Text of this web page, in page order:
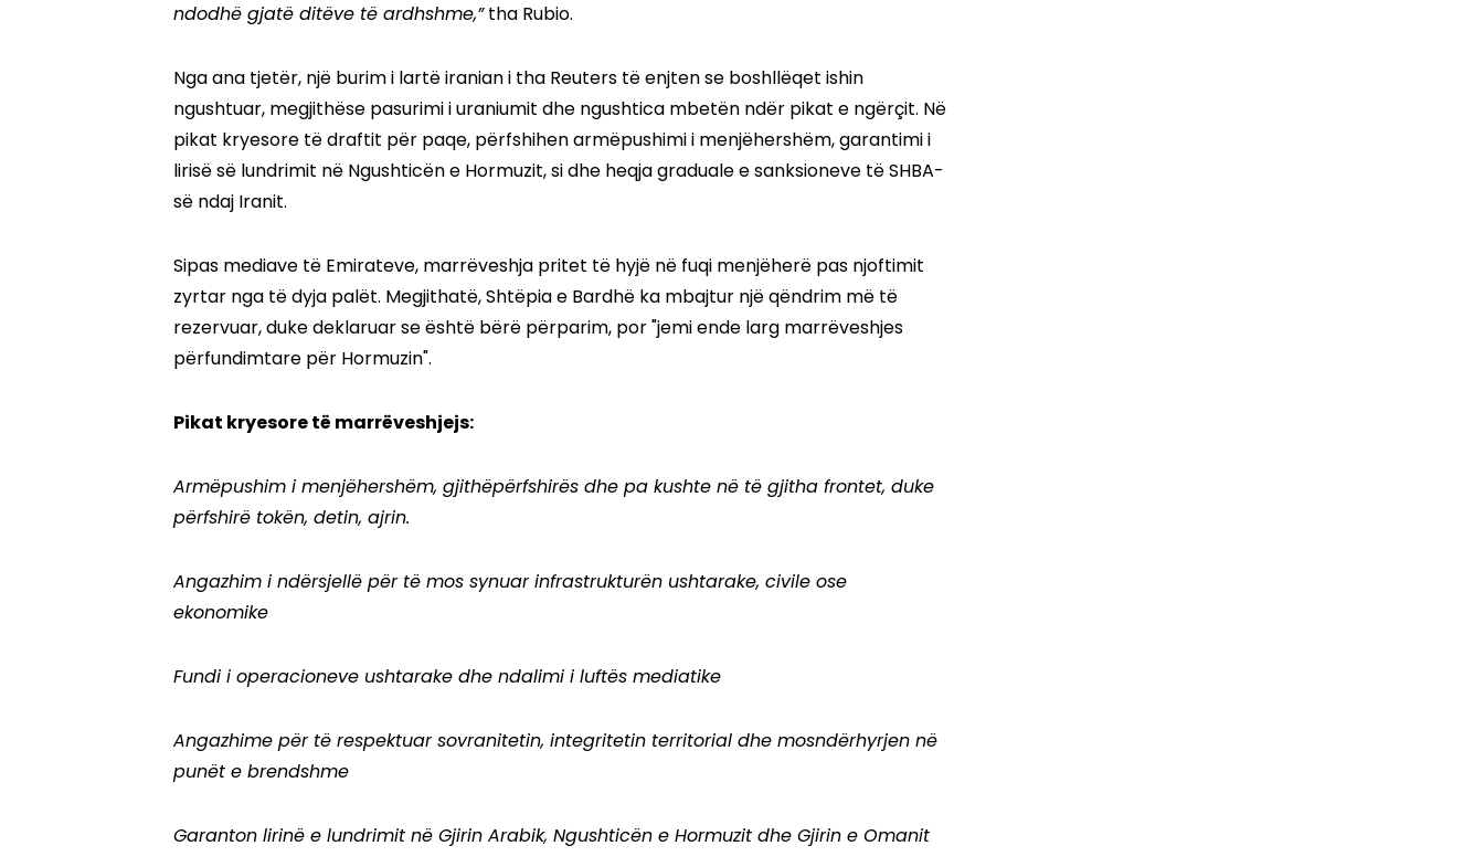
ndodhë gjatë ditëve të ardhshme,”tha Rubio.
Nga ana tjetër, një burim i lartë iranian i tha Reuters të enjten se boshllëqet ishin
ngushtuar, megjithëse pasurimi i uraniumit dhe ngushtica mbetën ndër pikat e ngërçit. Në
pikat kryesore të draftit për paqe, përfshihen armëpushimi i menjëhershëm, garantimi i
lirisë së lundrimit në Ngushticën e Hormuzit, si dhe heqja graduale e sanksioneve të SHBA-
së ndaj Iranit.
Sipas mediave të Emirateve, marrëveshja pritet të hyjë në fuqi menjëherë pas njoftimit
zyrtar nga të dyja palët. Megjithatë, Shtëpia e Bardhë ka mbajtur një qëndrim më të
rezervuar, duke deklaruar se është bërë përparim, por "jemi ende larg marrëveshjes
përfundimtare për Hormuzin".
Pikat kryesore të marrëveshjejs:
Armëpushim i menjëhershëm, gjithëpërfshirës dhe pa kushte në të gjitha frontet, duke
përfshirë tokën, detin, ajrin.
Angazhim i ndërsjellë për të mos synuar infrastrukturën ushtarake, civile ose
ekonomike
Fundi i operacioneve ushtarake dhe ndalimi i luftës mediatike
Angazhime për të respektuar sovranitetin, integritetin territorial dhe mosndërhyrjen në
punët e brendshme
Garanton lirinë e lundrimit në Gjirin Arabik, Ngushticën e Hormuzit dhe Gjirin e Omanit